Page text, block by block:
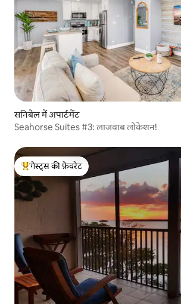
सनिबेल में अपार्टमेंट
Seahorse Suites #3: लाजवाब लोकेशन!
गेस्ट्स का टॉप फ़ेवरेट
गेस्ट्स की फ़ेवरेट